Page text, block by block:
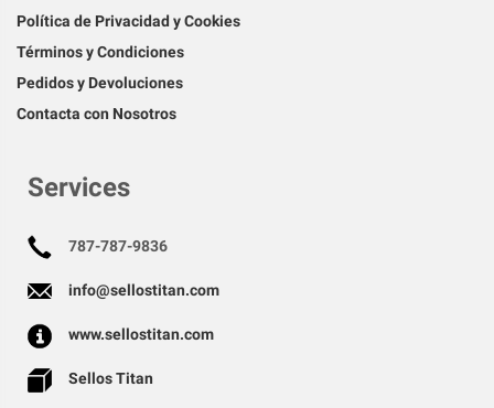
Política de Privacidad y Cookies
Términos y Condiciones
Pedidos y Devoluciones
Contacta con Nosotros
Services
787-787-9836
info@sellostitan.com
www.sellostitan.com
Sellos Titan